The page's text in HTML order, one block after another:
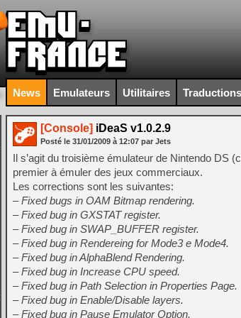
News Emulateurs Utilitaires Traductions
[Console] iDeaS v1.0.2.9
Posté le 31/01/2009 à 12:07 par Jets
Il s’agit du troisième émulateur de Nintendo DS
premier à émuler des jeux commerciaux.
Les corrections sont les suivantes:
– Fixed bugs in OAM Bitmap rendering.
– Fixed bug in GXSTAT register.
– Fixed bug in SWAP_BUFFER register.
– Fixed bug in Rendereing for Mode3 e Mode4.
– Fixed bug in AlphaBlend Rendering.
– Fixed bug in Increase CPU speed.
– Fixed bug in Path Selection in Properties Page.
– Fixed bug in Enable/Disable layers.
– Fixed bug in Pause Emulator Option.